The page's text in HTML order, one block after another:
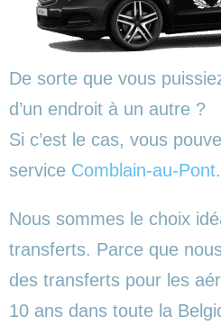
De sorte que vous
d’un endroit à un autre ?
Si c’est le cas, vous
service Comblain-au-Pont.
Nous sommes le choix
transferts. Parce que
des transferts pour les
10 ans dans toute la